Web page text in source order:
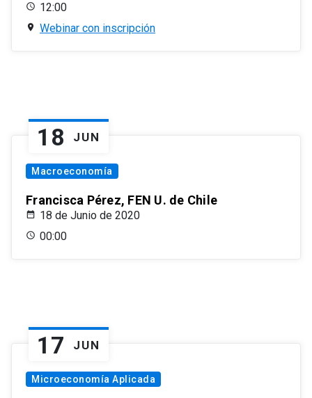
12:00
Webinar con inscripción
18 JUN
Macroeconomía
Francisca Pérez, FEN U. de Chile
18 de Junio de 2020
00:00
17 JUN
Microeconomía Aplicada